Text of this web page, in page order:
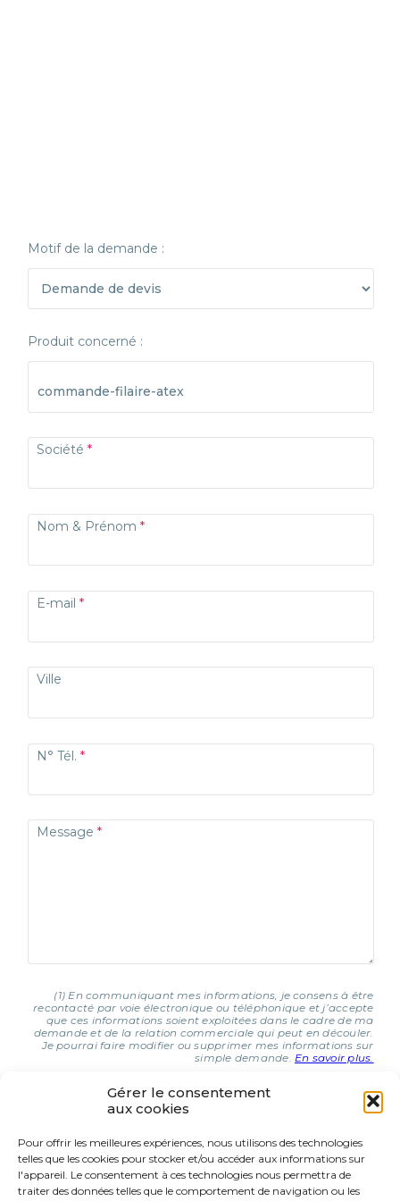
Gérer le consentement
aux cookies
Pour offrir les meilleures expériences, nous utilisons des technologies
telles que les cookies pour stocker et/ou accéder aux informations sur
l'appareil. Le consentement à ces technologies nous permettra de
traiter des données telles que le comportement de navigation ou les
Motif de la demande :
Produit concerné :
Société
Nom & Prénom
E-mail
Ville
N° Tél.
Message
(1) En communiquant mes informations, je consens à être
recontacté par voie électronique ou téléphonique et j’accepte
que ces informations soient exploitées dans le cadre de ma
demande et de la relation commerciale qui peut en découler.
Je pourrai faire modifier ou supprimer mes informations sur
simple demande. En savoir plus.
J'AI COMPRIS ET J'ACCEPTE (1)
9 Rue d’Italie
68310 Wittelsheim